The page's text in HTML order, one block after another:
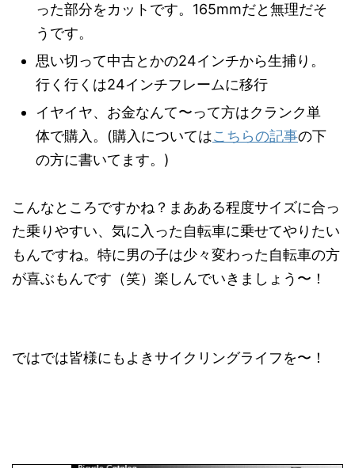
った部分をカットです。165mmだと無理だそ
うです。
思い切って中古とかの24インチから生捕り。
行く行くは24インチフレームに移行
イヤイヤ、お金なんて〜って方はクランク単
体で購入。(購入についてはこちらの記事の下
の方に書いてます。)
こんなところですかね？まあある程度サイズに合っ
た乗りやすい、気に入った自転車に乗せてやりたい
もんですね。特に男の子は少々変わった自転車の方
が喜ぶもんです（笑）楽しんでいきましょう〜！
ではでは皆様にもよきサイクリングライフを〜！